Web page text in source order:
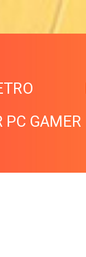
PC GAMER